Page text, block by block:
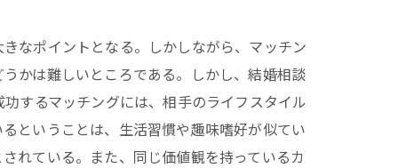
なポイントとなる。しかしながら、マッチン
かは難しいところである。しかし、結婚相談
するマッチングには、相手のライフスタイル
ということは、生活習慣や趣味嗜好が似てい
れている。また、同じ価値観を持っているカ